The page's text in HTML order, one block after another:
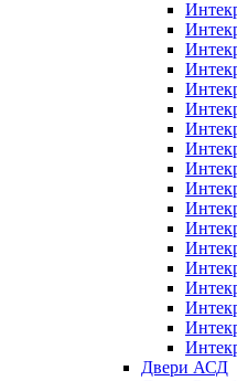
Двери АСД